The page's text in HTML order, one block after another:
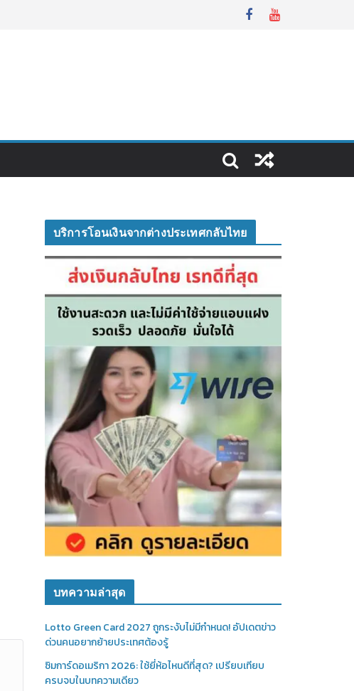
บริการโอนเงินจากต่างประเทศกลับไทย
บทความล่าสุด
Lotto Green Card 2027 ถูกระงับไม่มีกำหนด! อัปเดตข่าว
ด่วนคนอยากย้ายประเทศต้องรู้
ซิมการ์ดอเมริกา 2026: ใช้ยี่ห้อไหนดีที่สุด? เปรียบเทียบ
ครบจบในบทความเดียว